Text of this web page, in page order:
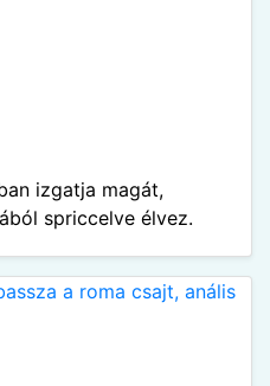
izgatja magát,
spriccelve élvez.